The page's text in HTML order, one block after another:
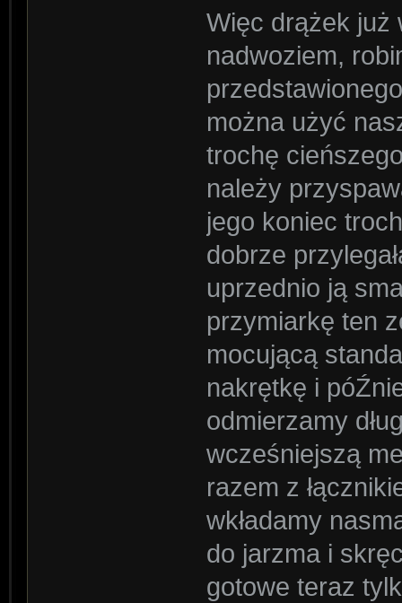
Więc drążek już
nadwoziem,
można użyć
trochę
należy
jego koniec
dobrze
uprzednio ją
przymiarkę ten
mocującą
nakrętkę i
odmierzamy
wcześniejszą
razem z
wkładamy
do jarzma i
gotowe teraz